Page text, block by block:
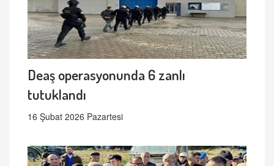
Deaş operasyonunda 6 zanlı
tutuklandı
16 Şubat 2026 Pazartesi